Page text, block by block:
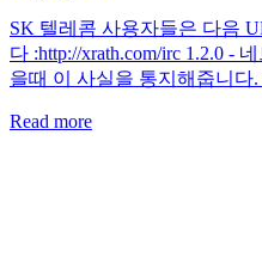
SK 텔레콤 사용자들은 다음
다 :http://xrath.com/irc 1.2.0 -
을때 이 사실을 통지해줍니다.
Read more